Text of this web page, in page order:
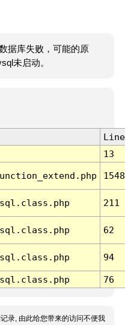
据库失败，可能的原
未启动。
Line
13
1548
211
62
94
76
录, 由此给您带来的访问不便我